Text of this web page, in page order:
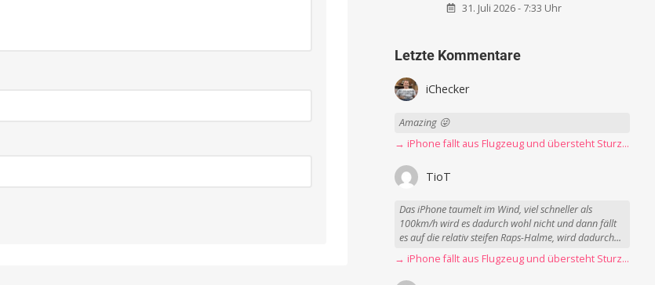
31. Juli 2026 - 7:33 Uhr
Letzte Kommentare
iChecker
Amazing 😜
→ iPhone fällt aus Flugzeug und übersteht Sturz unbeschadet
TioT
Das iPhone taumelt im Wind, viel schneller als
100km/h wird es dadurch wohl nicht und dann fällt
es auf die relativ steifen Raps-Halme, wird dadurch...
→ iPhone fällt aus Flugzeug und übersteht Sturz unbeschadet